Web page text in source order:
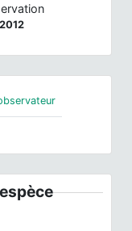
2012